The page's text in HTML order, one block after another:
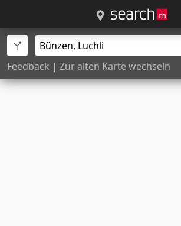
Feedback | Zur alten Karte wechseln